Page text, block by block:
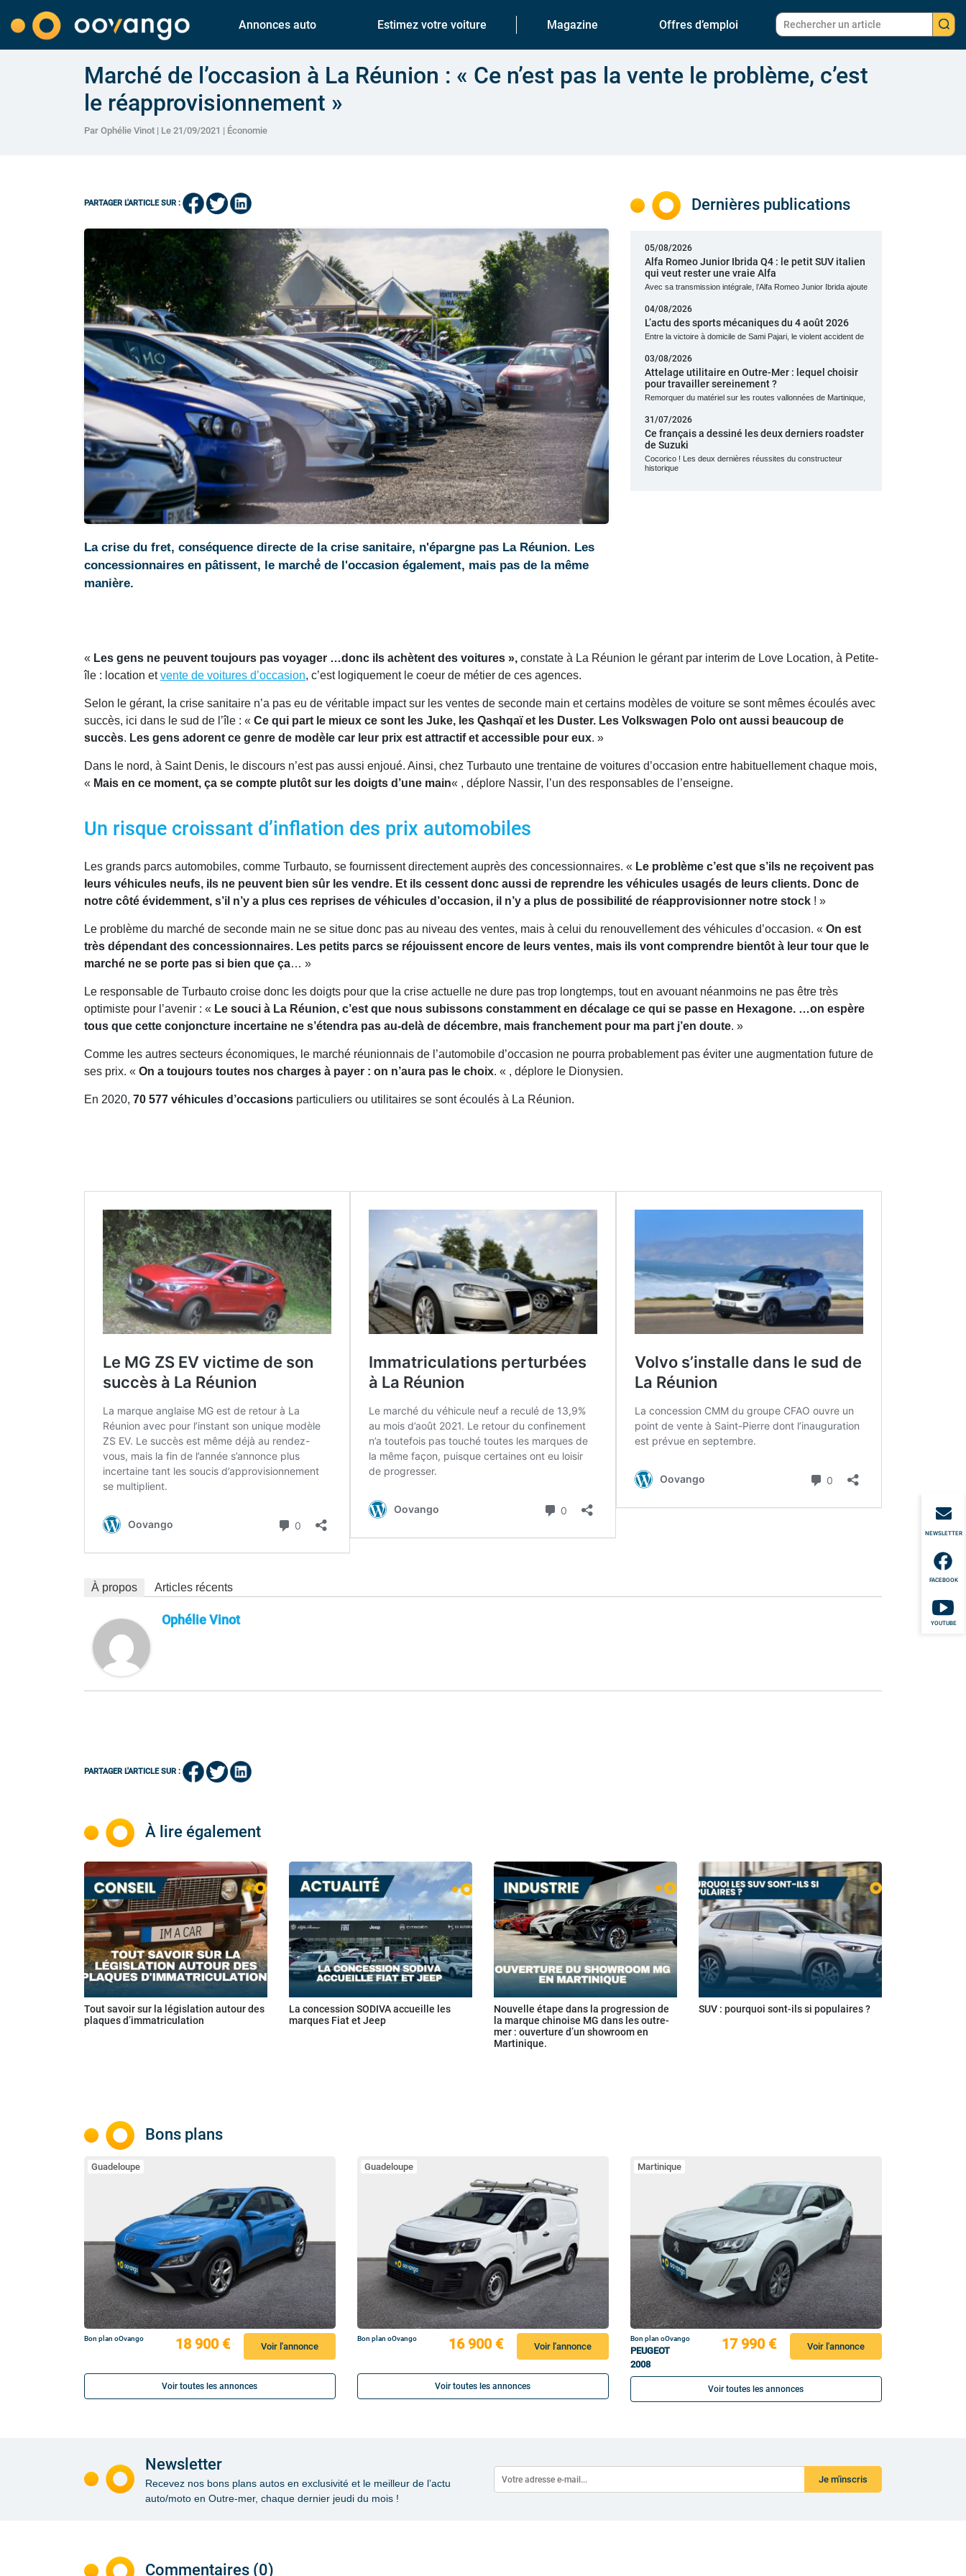
Annonces auto Estimez votre voiture Magazine Offres d’emploi
NEWSLETTER
FACEBOOK
YOUTUBE
Marché de l’occasion à La Réunion : « Ce n’est pas la vente le problème, c’est
le réapprovisionnement »
Par Ophélie Vinot | Le 21/09/2021 | Économie
PARTAGER L'ARTICLE SUR :
La crise du fret, conséquence directe de la crise sanitaire, n'épargne pas La Réunion. Les
concessionnaires en pâtissent, le marché́ de l'occasion également, mais pas de la même
manière.
Dernières publications
05/08/2026
Alfa Romeo Junior Ibrida Q4 : le petit SUV italien
qui veut rester une vraie Alfa
Avec sa transmission intégrale, l’Alfa Romeo Junior Ibrida ajoute
04/08/2026
L’actu des sports mécaniques du 4 août 2026
Entre la victoire à domicile de Sami Pajari, le violent accident de
03/08/2026
Attelage utilitaire en Outre-Mer : lequel choisir
pour travailler sereinement ?
Remorquer du matériel sur les routes vallonnées de Martinique,
31/07/2026
Ce français a dessiné les deux derniers roadster
de Suzuki
Cocorico ! Les deux dernières réussites du constructeur
historique
« Les gens ne peuvent toujours pas voyager …donc ils achètent des voitures », constate à La Réunion le gérant par interim de Love Location, à Petite-
île : location etvente de voitures d’occasion, c’est logiquement le coeur de métier de ces agences.
Selon le gérant, la crise sanitaire n’a pas eu de véritable impact sur les ventes de seconde main et certains modèles de voiture se sont mêmes écoulés avec
succès, ici dans le sud de l’île : « Ce qui part le mieux ce sont les Juke, les Qashqaï et les Duster. Les Volkswagen Polo ont aussi beaucoup de
succès. Les gens adorent ce genre de modèle car leur prix est attractif et accessible pour eux. »
Dans le nord, à Saint Denis, le discours n’est pas aussi enjoué. Ainsi, chez Turbauto une trentaine de voitures d’occasion entre habituellement chaque mois,
« Mais en ce moment, ça se compte plutôt sur les doigts d’une main« , déplore Nassir, l’un des responsables de l’enseigne.
Un risque croissant d’inflation des prix automobiles
Les grands parcs automobiles, comme Turbauto, se fournissent directement auprès des concessionnaires. « Le problème c’est que s’ils ne reçoivent pas
leurs véhicules neufs, ils ne peuvent bien sûr les vendre. Et ils cessent donc aussi de reprendre les véhicules usagés de leurs clients. Donc de
notre côté évidemment, s’il n’y a plus ces reprises de véhicules d’occasion, il n’y a plus de possibilité de réapprovisionner notre stock ! »
Le problème du marché de seconde main ne se situe donc pas au niveau des ventes, mais à celui du renouvellement des véhicules d’occasion. « On est
très dépendant des concessionnaires. Les petits parcs se réjouissent encore de leurs ventes, mais ils vont comprendre bientôt à leur tour que le
marché ne se porte pas si bien que ça… »
Le responsable de Turbauto croise donc les doigts pour que la crise actuelle ne dure pas trop longtemps, tout en avouant néanmoins ne pas être très
optimiste pour l’avenir : « Le souci à La Réunion, c’est que nous subissons constamment en décalage ce qui se passe en Hexagone. …on espère
tous que cette conjoncture incertaine ne s’étendra pas au-delà de décembre, mais franchement pour ma part j’en doute. »
Comme les autres secteurs économiques, le marché réunionnais de l’automobile d’occasion ne pourra probablement pas éviter une augmentation future de
ses prix. « On a toujours toutes nos charges à payer : on n’aura pas le choix. « , déplore le Dionysien.
En 2020, 70 577 véhicules d’occasions particuliers ou utilitaires se sont écoulés à La Réunion.
À propos Articles récents
Ophélie Vinot
PARTAGER L'ARTICLE SUR :
À lire également
Tout savoir sur la législation autour des
plaques d’immatriculation
La concession SODIVA accueille les
marques Fiat et Jeep
Nouvelle étape dans la progression de
la marque chinoise MG dans les outre-
mer : ouverture d’un showroom en
Martinique.
SUV : pourquoi sont-ils si populaires ?
Bons plans
Guadeloupe
Bon plan oOvango 18 900 € Voir l'annonce
Voir toutes les annonces
Guadeloupe
Bon plan oOvango 16 900 € Voir l'annonce
Voir toutes les annonces
Martinique
Bon plan oOvango
PEUGEOT
2008
17 990 € Voir l'annonce
Voir toutes les annonces
Newsletter
Recevez nos bons plans autos en exclusivité et le meilleur de l’actu
auto/moto en Outre-mer, chaque dernier jeudi du mois !
Je m'inscris
Commentaires (0)